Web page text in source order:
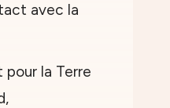
avec la
pour la Terre